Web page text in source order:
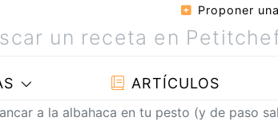
Proponer
ARTÍCULOS
a la albahaca en tu pesto (y de paso